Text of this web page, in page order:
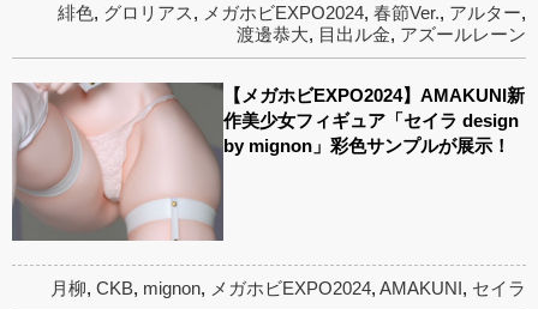
緋色, グロリアス, メガホビEXPO2024, 春節Ver., アルター,
渡邊恭大, 目出ル金, アズールレーン
【メガホビEXPO2024】AMAKUNI新
作美少女フィギュア「セイラ design
by mignon」彩色サンプルが展示！
月柳, CKB, mignon, メガホビEXPO2024, AMAKUNI, セイラ